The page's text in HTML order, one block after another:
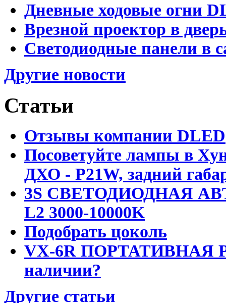
Дневные ходовые огни
Врезной проектор в
Светодиодные панели в
Другие новости
Статьи
Отзывы компании DLED
Посоветуйте лампы в
ДХО - P21W, задний
3S СВЕТОДИОДНАЯ
L2 3000-10000K
Подобрать цоколь
VX-6R ПОРТАТИВНАЯ
наличии?
Другие статьи